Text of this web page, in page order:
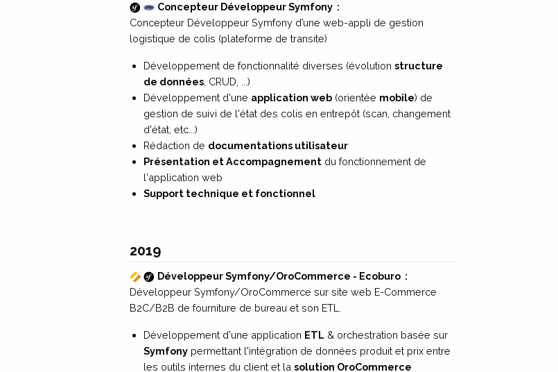
Concepteur Développeur Symfony :
Concepteur Développeur Symfony d’une web-appli de gestion
logistique de colis (plateforme de transite)
Développement de fonctionnalité diverses (évolution structure
de données , CRUD, ...)
Développement d'une application web (orientée mobile) de
gestion de suivi de l'état des colis en entrepôt (scan, changement
d'état, etc...)
Rédaction de documentations utilisateur
Présentation et Accompagnement du fonctionnement de
l'application web
Support technique et fonctionnel
2019
Développeur Symfony/OroCommerce - Ecoburo :
Développeur Symfony/OroCommerce sur site web E-Commerce
B2C/B2B de fourniture de bureau et son ETL.
Développement d'une application ETL & orchestration basée sur
Symfony permettant l'intégration de données produit et prix entre
les outils internes du client et la solution OroCommerce